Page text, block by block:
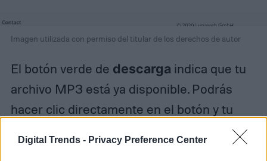
Digital Trends - Privacy Preference Center
Imagen utilizada con permiso del titular de los derechos de autor
El botón verde de descarga indica que tu
archivo MP3 está ya disponible. Podrás
hacer clic directamente en el botón y tu
descarga predeterminadas. Las opciones